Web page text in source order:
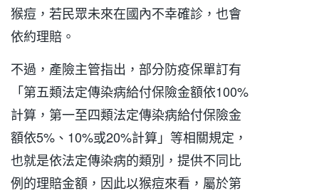
猴痘，若民眾未來在國內不幸確診，也會
依約理賠。
不過，產險主管指出，部分防疫保單訂有
「第五類法定傳染病給付保險金額依100%
計算，第一至四類法定傳染病給付保險金
額依5%、10%或20%計算」等相關規定，
也就是依法定傳染病的類別，提供不同比
例的理賠金額，因此以猴痘來看，屬於第